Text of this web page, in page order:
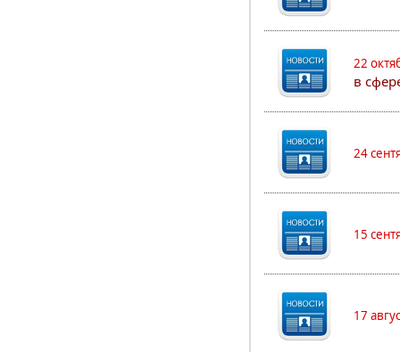
22
в
24
15
17